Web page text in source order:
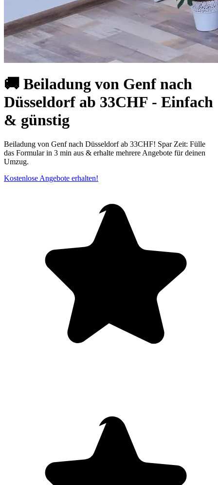
🚚 Beiladung von Genf nach
Düsseldorf ab 33CHF - Einfach
& günstig
Beiladung von Genf nach Düsseldorf ab 33CHF! Spar Zeit: Fülle
das Formular in 3 min aus & erhalte mehrere Angebote für deinen
Umzug.
Kostenlose Angebote erhalten!